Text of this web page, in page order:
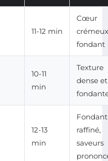
11-12 min
Cœur
fondant
10-11
min
Texture
dense et
12-13
min
Fondant
raffiné,
saveurs